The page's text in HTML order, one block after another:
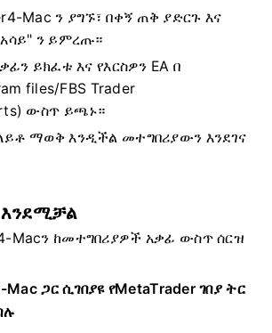
Mac ን ያግኙ፣ በቀኝ ጠቅ ያድርጉ እና
ን ይምረጡ።
ይክፈቱ እና የእርስዎን EA በ
files/FBS Trader
ውስጥ ይጫኑ።
ለይቶ ማወቅ እንዲችል መተግበሪያውን እንደገና
Macን ከመተግበሪያዎች አቃፊ ውስጥ ሰርዝ
ጋር ሲገበያዩ የMetaTrader ገበያ ትር